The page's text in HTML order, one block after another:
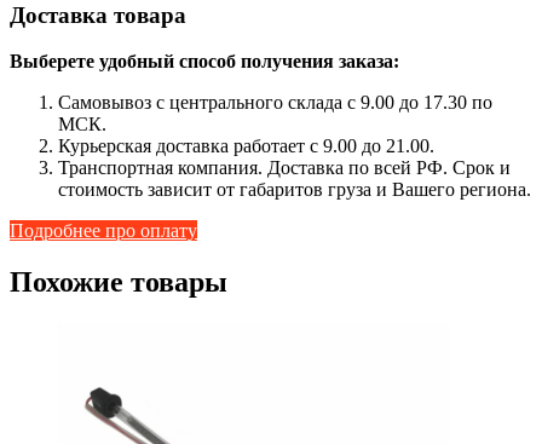
Доставка товара
Выберете удобный способ получения заказа:
Самовывоз с центрального склада с 9.00 до 17.30 по
МСК.
Курьерская доставка работает с 9.00 до 21.00.
Транспортная компания. Доставка по всей РФ. Срок и
стоимость зависит от габаритов груза и Вашего региона.
Подробнее про оплату
Похожие товары